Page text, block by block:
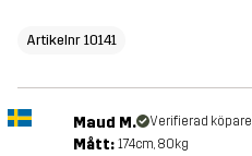
Artikelnr 10141
Maud M. Verifierad köpare
Mått: 174cm, 80kg